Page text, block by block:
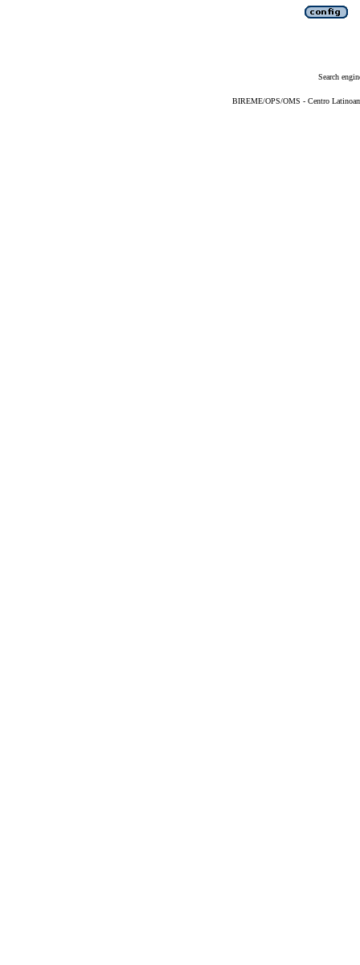
Search
BIREME/OPS/OMS - Centro